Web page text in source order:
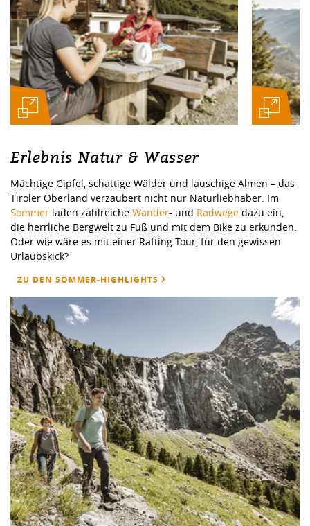
Erlebnis Natur & Wasser
Mächtige Gipfel, schattige Wälder und lauschige Almen – das
Tiroler Oberland verzaubert nicht nur Naturliebhaber. Im
Sommer laden zahlreiche Wander- und Radwege dazu ein,
die herrliche Bergwelt zu Fuß und mit dem Bike zu erkunden.
Oder wie wäre es mit einer Rafting-Tour, für den gewissen
Urlaubskick?
ZU DEN SOMMER-HIGHLIGHTS